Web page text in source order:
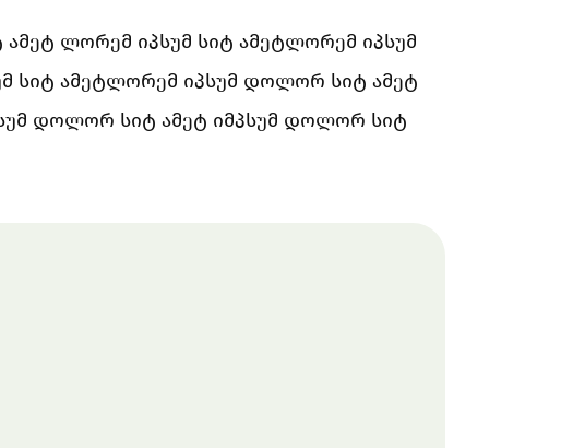
ლორემ იპსუმ სიტ ამეტლორემ იპსუმ
ამეტლორემ იპსუმ დოლორ სიტ ამეტ
დოლორ სიტ ამეტ იმპსუმ დოლორ სიტ